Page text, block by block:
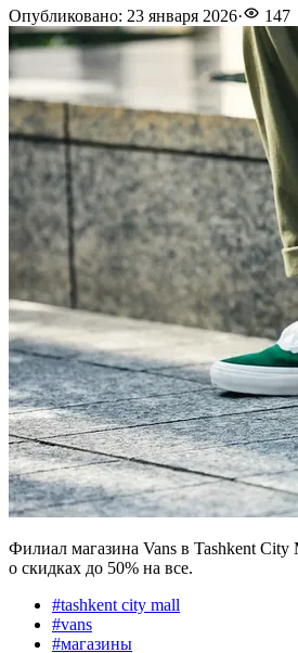
Опубликовано: 23 января 2026· 147
Филиал магазина Vans в Tashkent City
о скидках до 50% на все.
#tashkent city mall
#vans
#магазины